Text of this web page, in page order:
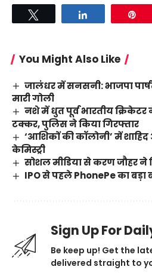
You Might Also Like
जालंधर में सनसनी: भाजपा
मारी गोली
नशे में धुत पूर्व भारतीय क्रिकेटर
टक्कर, पुलिस ने किया गिरफ्तार
‘आशिकों की कॉलोनी’ में शाहिद
केमिस्ट्री
सोशल मीडिया से करण जौहर ने
IPO से पहले PhonePe का बड़ा
Sign Up For
Be keep up! Get the
delivered straight to